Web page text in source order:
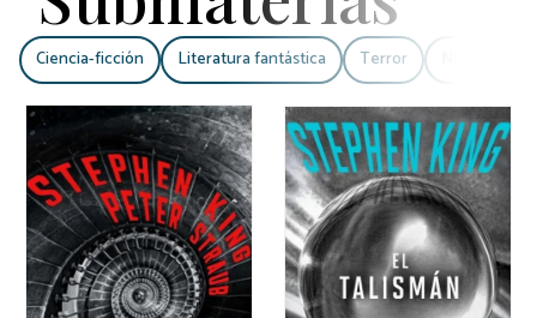
Ciencia-ficción Literatura fantástica Terror